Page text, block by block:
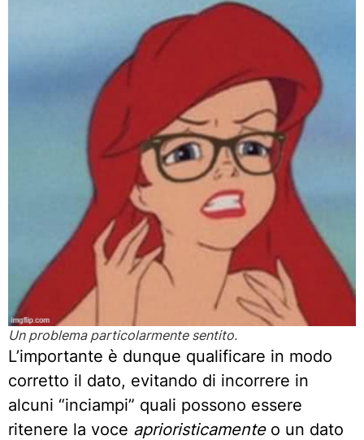
Un problema particolarmente sentito.
L’importante è dunque qualificare in modo
corretto il dato, evitando di incorrere in
alcuni “inciampi” quali possono essere
ritenere la voce aprioristicamenteo un dato